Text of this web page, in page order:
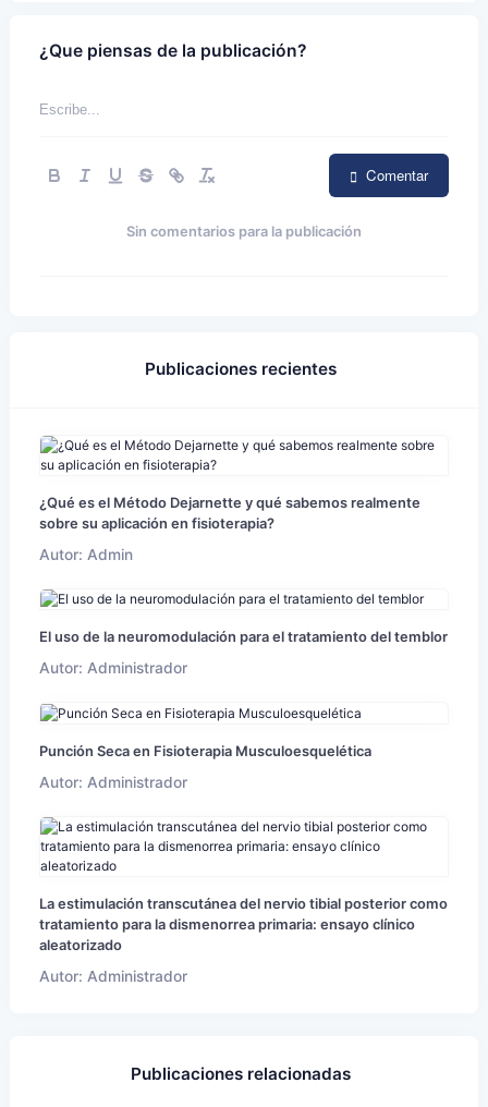
¿Que piensas de la publicación?
Comentar
Sin comentarios para la publicación
Publicaciones recientes
¿Qué es el Método Dejarnette y qué sabemos realmente
sobre su aplicación en fisioterapia?
Autor: Admin
El uso de la neuromodulación para el tratamiento del temblor
Autor: Administrador
Punción Seca en Fisioterapia Musculoesquelética
Autor: Administrador
La estimulación transcutánea del nervio tibial posterior como
tratamiento para la dismenorrea primaria: ensayo clínico
aleatorizado
Autor: Administrador
Publicaciones relacionadas